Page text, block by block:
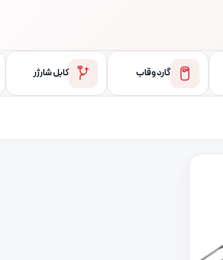
گارد و قاب کابل شارژر